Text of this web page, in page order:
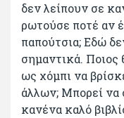
δεν λείπουν σε
ρωτούσε ποτέ αν
παπούτσια; Εδώ
σημαντικά. Ποιος
ως χόμπι να
άλλων; Μπορεί να
κανένα καλό